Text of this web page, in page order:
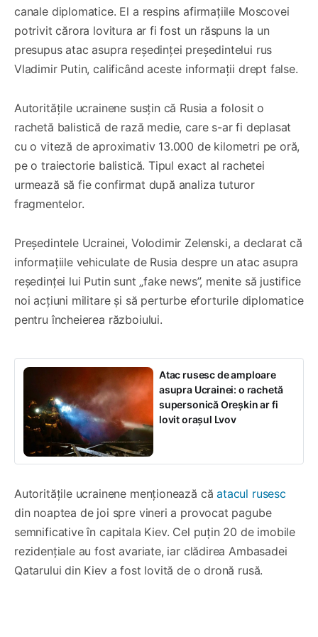
canale diplomatice. El a respins afirmațiile Moscovei
potrivit cărora lovitura ar fi fost un răspuns la un
presupus atac asupra reședinței președintelui rus
Vladimir Putin, calificând aceste informații drept false.
Autoritățile ucrainene susțin că Rusia a folosit o
rachetă balistică de rază medie, care s-ar fi deplasat
cu o viteză de aproximativ 13.000 de kilometri pe oră,
pe o traiectorie balistică. Tipul exact al rachetei
urmează să fie confirmat după analiza tuturor
fragmentelor.
Președintele Ucrainei, Volodimir Zelenski, a declarat că
informațiile vehiculate de Rusia despre un atac asupra
reședinței lui Putin sunt „fake news”, menite să justifice
noi acțiuni militare și să perturbe eforturile diplomatice
pentru încheierea războiului.
Atac rusesc de amploare
asupra Ucrainei: o rachetă
supersonică Oreșkin ar fi
lovit orașul Lvov
Autoritățile ucrainene menționează căatacul rusesc
din noaptea de joi spre vineri a provocat pagube
semnificative în capitala Kiev. Cel puțin 20 de imobile
rezidențiale au fost avariate, iar clădirea Ambasadei
Qatarului din Kiev a fost lovită de o dronă rusă.